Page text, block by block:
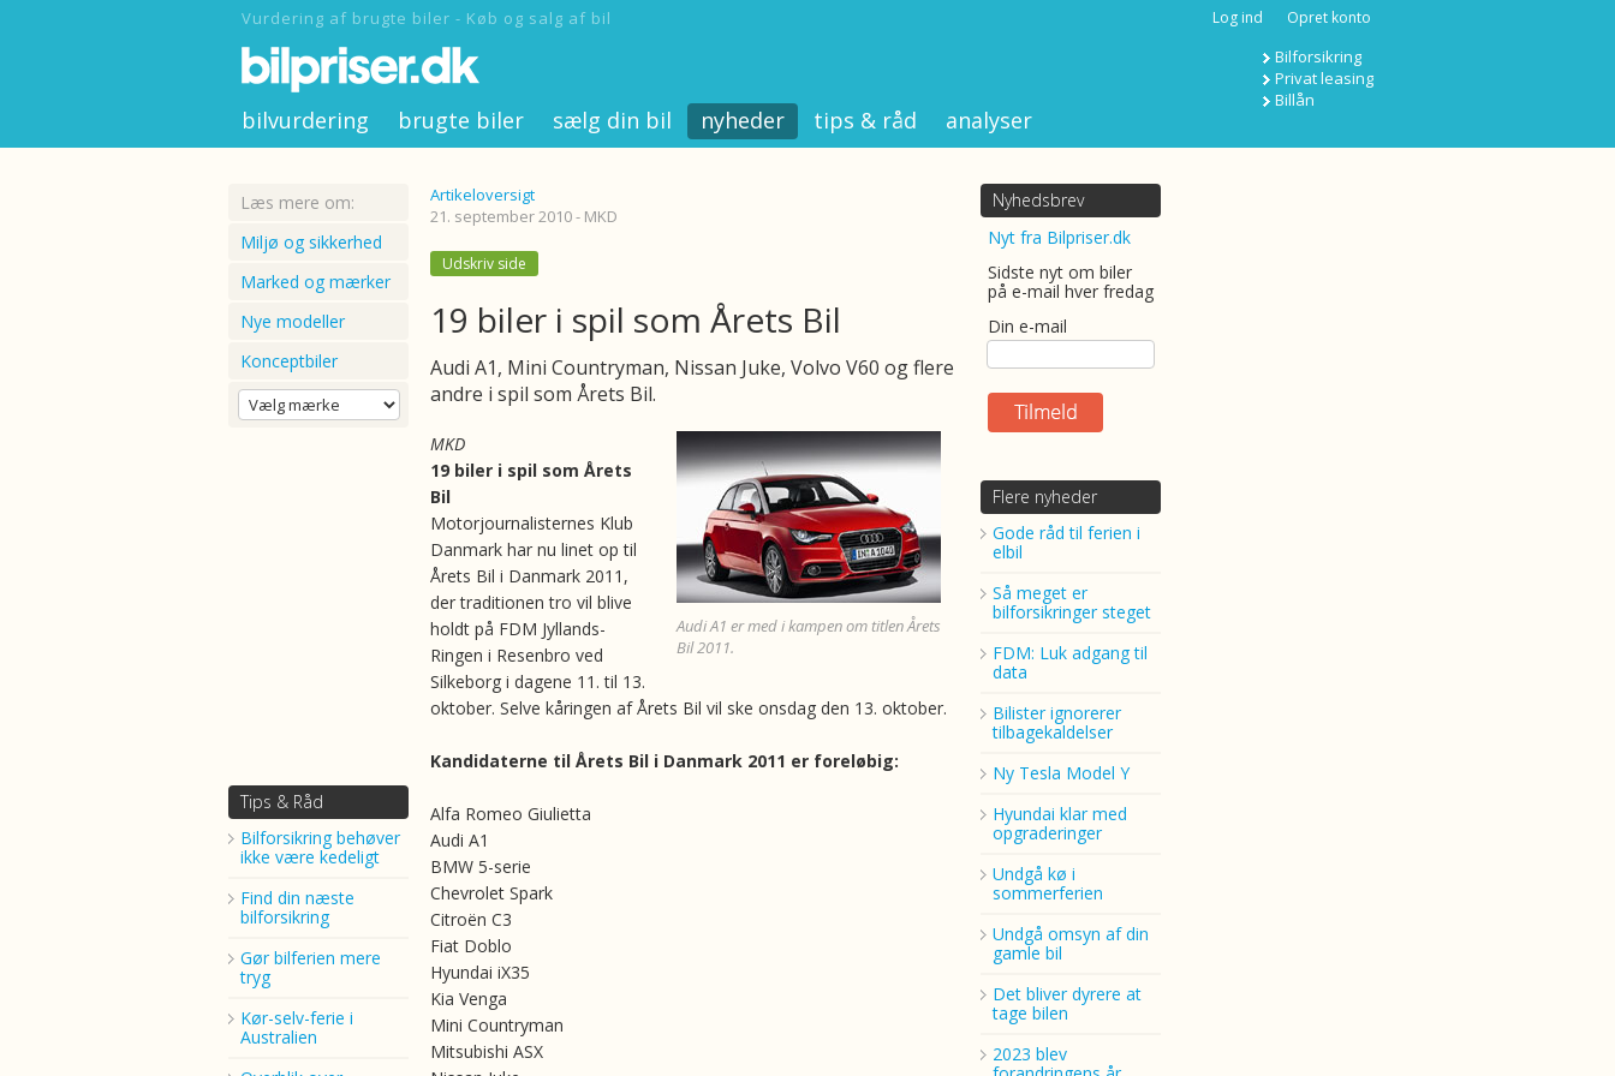
Vurdering af brugte biler - Køb og salg af bil Log ind Opret konto
Bilforsikring
Privat leasing
Billån
bilvurdering brugte biler sælg din bil nyheder tips & råd analyser
Læs mere om:
Miljø og sikkerhed
Marked og mærker
Nye modeller
Konceptbiler
Tips & Råd
Bilforsikring behøver
ikke være kedeligt
Find din næste
bilforsikring
Gør bilferien mere
tryg
Kør-selv-ferie i
Australien
Artikeloversigt
21. september 2010 - MKD
Udskriv side
19 biler i spil som Årets Bil
Audi A1, Mini Countryman, Nissan Juke, Volvo V60 og flere
andre i spil som Årets Bil.
Audi A1 er med i kampen om titlen Årets
Bil 2011.
MKD
19 biler i spil som Årets
Bil
Motorjournalisternes Klub
Danmark har nu linet op til
Årets Bil i Danmark 2011,
der traditionen tro vil blive
holdt på FDM Jyllands-
Ringen i Resenbro ved
Silkeborg i dagene 11. til 13.
oktober. Selve kåringen af Årets Bil vil ske onsdag den 13. oktober.
Kandidaterne til Årets Bil i Danmark 2011 er foreløbig:
Alfa Romeo Giulietta
Audi A1
BMW 5-serie
Chevrolet Spark
Citroën C3
Fiat Doblo
Hyundai iX35
Kia Venga
Mini Countryman
Mitsubishi ASX
Nyhedsbrev
Nyt fra Bilpriser.dk
Sidste nyt om biler
på e-mail hver fredag
Din e-mail
Flere nyheder
Gode råd til ferien i
elbil
Så meget er
bilforsikringer steget
FDM: Luk adgang til
data
Bilister ignorerer
tilbagekaldelser
Ny Tesla Model Y
Hyundai klar med
opgraderinger
Undgå kø i
sommerferien
Undgå omsyn af din
gamle bil
Det bliver dyrere at
tage bilen
2023 blev